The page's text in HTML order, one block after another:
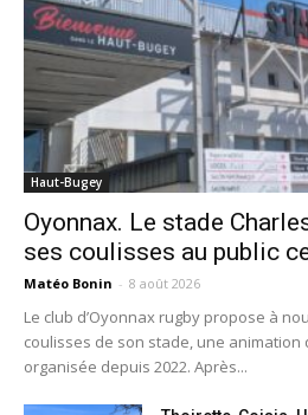
Haut-Bugey
Oyonnax. Le stade
ses coulisses au public
Matéo Bonin - 8 août 2026
Le club d’Oyonnax rugby propose à
coulisses de son stade, une animation
organisée depuis 2022. Après...